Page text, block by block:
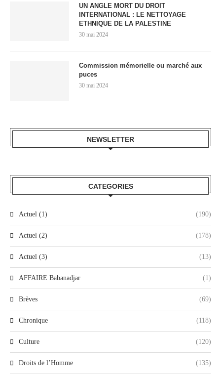
UN ANGLE MORT DU DROIT
INTERNATIONAL : LE NETTOYAGE
ETHNIQUE DE LA PALESTINE
30 mai 2024
Commission mémorielle ou marché aux
puces
30 mai 2024
NEWSLETTER
CATEGORIES
Actuel (1) (190)
Actuel (2) (178)
Actuel (3) (13)
AFFAIRE Babanadjar (1)
Brèves (69)
Chronique (118)
Culture (120)
Droits de l’Homme (135)